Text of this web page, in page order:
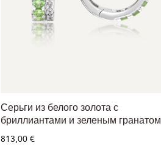
Серьги из белого золота с
бриллиантами и зеленым гранатом
813,00 €